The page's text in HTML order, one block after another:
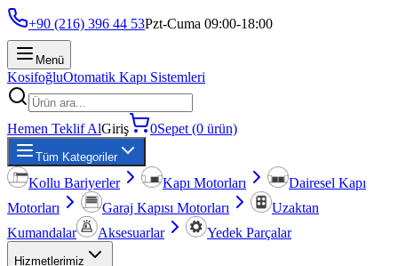
+90 (216) 396 44 53Pzt-Cuma 09:00-18:00
Menü
KosifoğluOtomatik Kapı Sistemleri
Hemen Teklif AlGiriş 0Sepet (0 ürün)
Tüm Kategoriler
Kollu Bariyerler Kapı Motorları
Dairesel Kapı
Motorları
Garaj Kapısı Motorları
Uzaktan
Kumandalar
Aksesuarlar Yedek Parçalar
Hizmetlerimiz